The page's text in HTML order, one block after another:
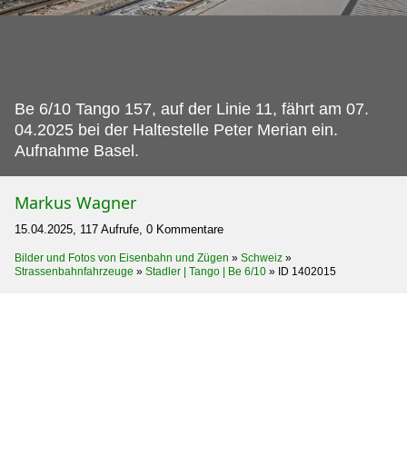
Be 6/10 Tango 157, auf der Linie 11, fährt am 07.
04.2025 bei der Haltestelle Peter Merian ein.
Aufnahme Basel.
Markus Wagner
15.04.2025, 117 Aufrufe, 0 Kommentare
Bilder und Fotos von Eisenbahn und Zügen » Schweiz »
Strassenbahnfahrzeuge » Stadler | Tango | Be 6/10 » ID 1402015